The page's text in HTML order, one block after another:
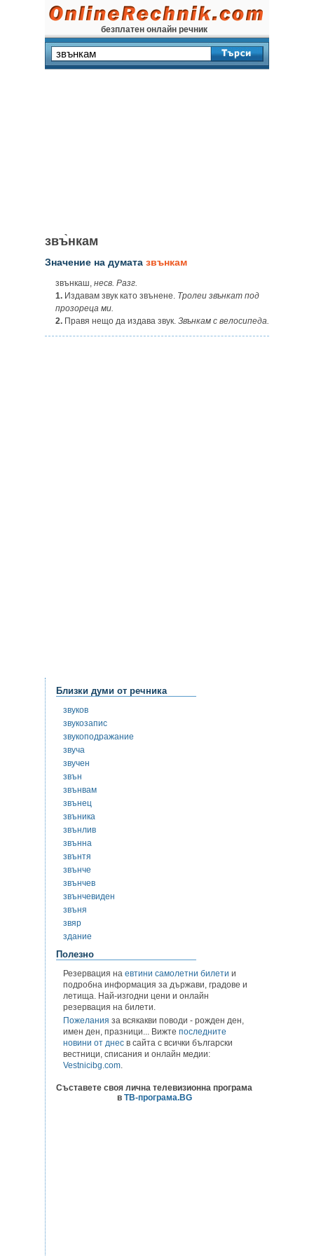
безплатен онлайн речник
звъ̀нкам
Значение на думата звънкам
звънкаш, несв. Разг.
1. Издавам звук като звънене. Тролеи звънкат под
прозореца ми.
2. Правя нещо да издава звук. Звънкам с велосипеда.
Близки думи от речника
звуков
звукозапис
звукоподражание
звуча
звучен
звън
звънвам
звънец
звъника
звънлив
звънна
звънтя
звънче
звънчев
звънчевиден
звъня
звяр
здание
Полезно
Резервация на евтини самолетни билети и
подробна информация за държави, градове и
летища. Най-изгодни цени и онлайн
резервация на билети.
Пожелания за всякакви поводи - рожден ден,
имен ден, празници... Вижте последните
новини от днес в сайта с всички български
вестници, списания и онлайн медии:
Vestnicibg.com.
Съставете своя лична телевизионна програма
в ТВ-програма.BG